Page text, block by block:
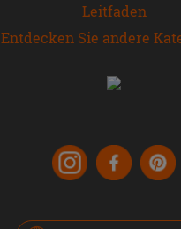
Leitfaden
Entdecken Sie andere